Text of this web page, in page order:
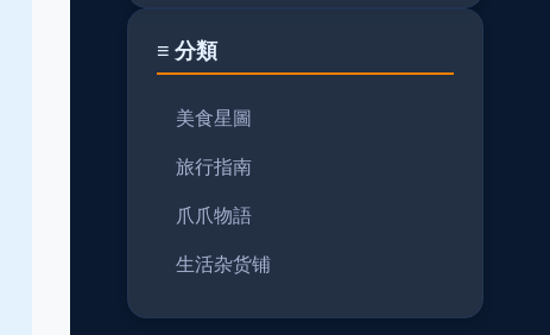
≡ 分類
美食星圖
旅行指南
爪爪物語
生活杂货铺